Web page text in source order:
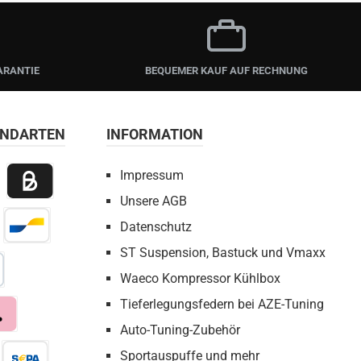
BEQUEMER KAUF AUF RECHNUNG
Payment
Billie / Kauf auf Rechnung
Net
Bancontact
INFORMATION
Impressum
Unsere AGB
Datenschutz
ST Suspension, Bastuck und Vmaxx
Waeco Kompressor Kühlbox
Tieferlegungsfedern bei AZE-Tuning
Auto-Tuning-Zubehör
Sportauspuffe und mehr